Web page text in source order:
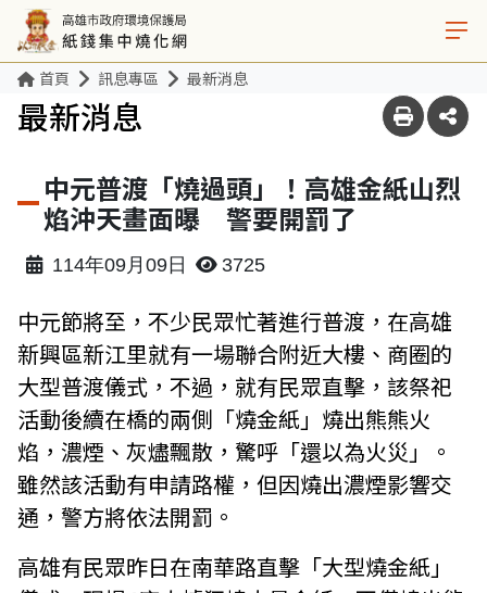
首頁 訊息專區 最新消息
最新消息
中元普渡「燒過頭」！高雄金紙山烈
焰沖天畫面曝 警要開罰了
114年09月09日 3725
中元節將至，不少民眾忙著進行普渡，在高雄
新興區新江里就有一場聯合附近大樓、商圈的
大型普渡儀式，不過，就有民眾直擊，該祭祀
活動後續在橋的兩側「燒金紙」燒出熊熊火
焰，濃煙、灰燼飄散，驚呼「還以為火災」。
雖然該活動有申請路權，但因燒出濃煙影響交
通，警方將依法開罰。
高雄有民眾昨日在南華路直擊「大型燒金紙」